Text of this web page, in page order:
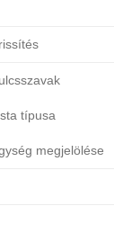
típusa
megjelölése